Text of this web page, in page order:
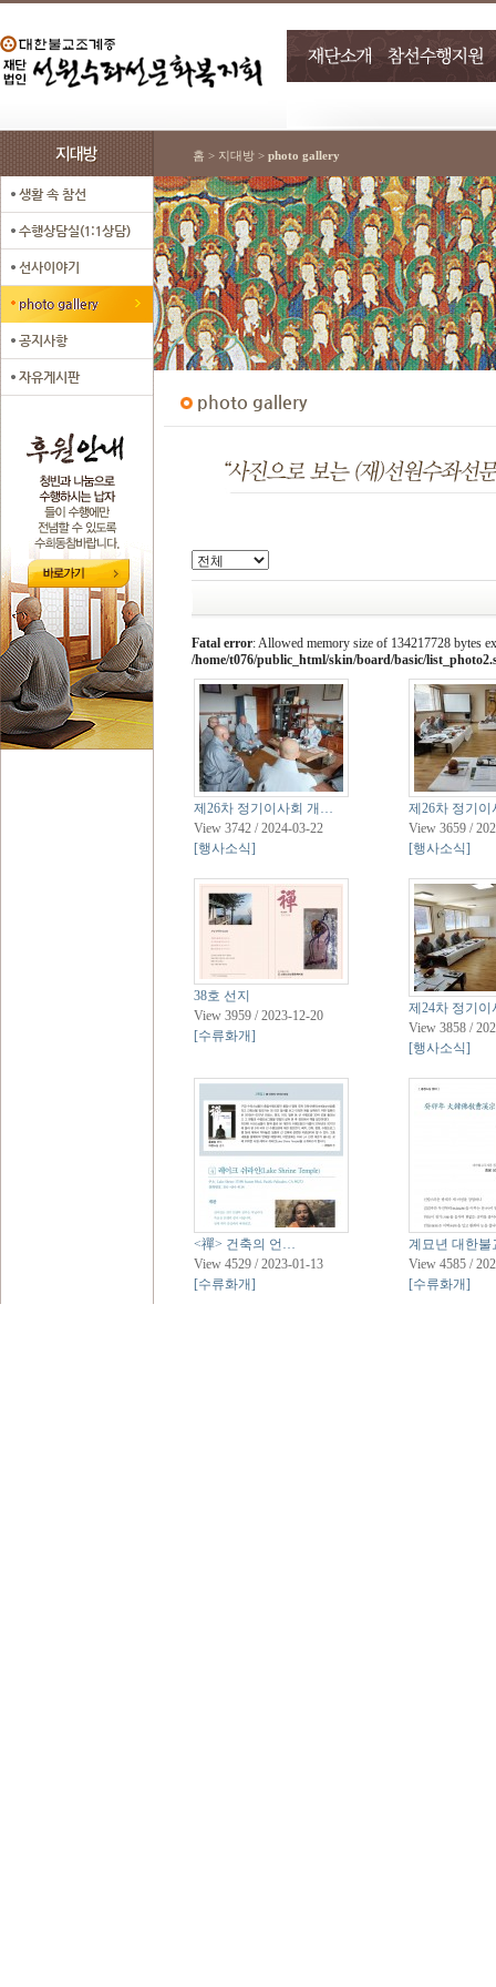
홈 > 지대방 > photo gallery
Fatal error: Allowed memory size of 134217728 bytes
/home/t076/public_html/skin/board/basic/
제26차 정기이사회 개…
View 3742 / 2024-03-22
[행사소식]
제26차 정기
View 3659 /
[행사소식]
38호 선지
View 3959 / 2023-12-20
[수류화개]
제24차 정기이
View 3858 /
[행사소식]
<禪> 건축의 언…
View 4529 / 2023-01-13
[수류화개]
계묘년 대한
View 4585 /
[수류화개]